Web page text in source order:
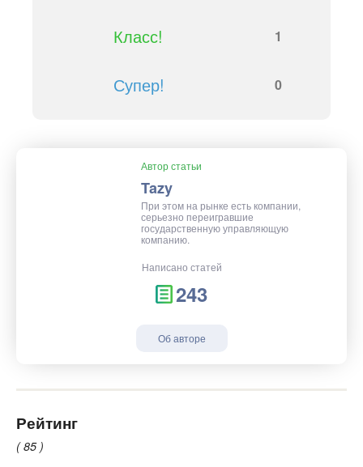
Класс! 1
Супер! 0
Автор статьи
Tazy
При этом на рынке есть компании,
серьезно переигравшие
государственную управляющую
компанию.
Написано статей
243
Об авторе
Рейтинг
( 85 )